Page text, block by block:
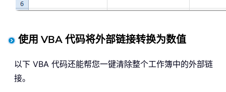
使用 VBA 代码将外部链接转换为数值
以下 VBA 代码还能帮您一键清除整个工作簿中的外部链
接。